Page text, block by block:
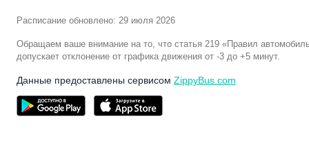
Расписание обновлено: 29 июля 2026
Обращаем ваше внимание на то, что статья 219 «Правил
допускает отклонение от графика движения от -3 до +5 минут.
Данные предоставлены сервисом ZippyBus.com